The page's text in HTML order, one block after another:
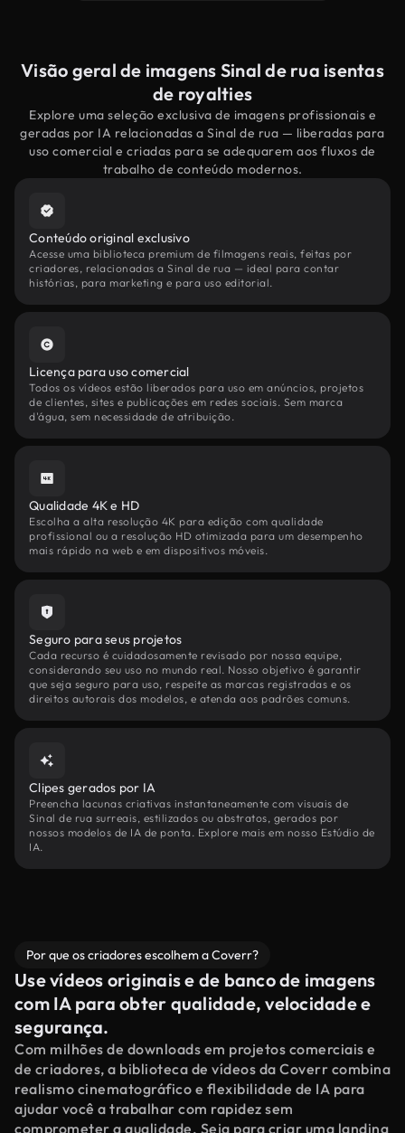
Visão geral de imagens Sinal de rua isentas
de royalties
Explore uma seleção exclusiva de imagens profissionais e
geradas por IA relacionadas a Sinal de rua — liberadas para
uso comercial e criadas para se adequarem aos fluxos de
trabalho de conteúdo modernos.
Conteúdo original exclusivo
Acesse uma biblioteca premium de filmagens reais, feitas por
criadores, relacionadas a Sinal de rua — ideal para contar
histórias, para marketing e para uso editorial.
Licença para uso comercial
Todos os vídeos estão liberados para uso em anúncios, projetos
de clientes, sites e publicações em redes sociais. Sem marca
d'água, sem necessidade de atribuição.
Qualidade 4K e HD
Escolha a alta resolução 4K para edição com qualidade
profissional ou a resolução HD otimizada para um desempenho
mais rápido na web e em dispositivos móveis.
Seguro para seus projetos
Cada recurso é cuidadosamente revisado por nossa equipe,
considerando seu uso no mundo real. Nosso objetivo é garantir
que seja seguro para uso, respeite as marcas registradas e os
direitos autorais dos modelos, e atenda aos padrões comuns.
Clipes gerados por IA
Preencha lacunas criativas instantaneamente com visuais de
Sinal de rua surreais, estilizados ou abstratos, gerados por
nossos modelos de IA de ponta. Explore mais em nosso Estúdio de
IA.
Por que os criadores escolhem a Coverr?
Use vídeos originais e de banco de imagens
com IA para obter qualidade, velocidade e
segurança.
Com milhões de downloads em projetos comerciais e
de criadores, a biblioteca de vídeos da Coverr combina
realismo cinematográfico e flexibilidade de IA para
ajudar você a trabalhar com rapidez sem
comprometer a qualidade. Seja para criar uma landing